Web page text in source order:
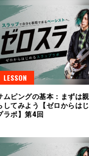
LESSON
ムピングの基本：まずは
してみよう【ゼロからは
ラボ】第4回